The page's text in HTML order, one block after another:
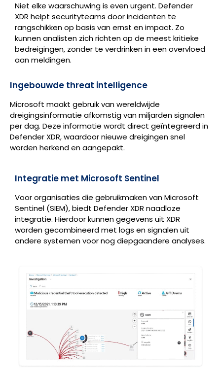
Niet elke waarschuwing is even urgent. Defender
XDR helpt securityteams door incidenten te
rangschikken op basis van ernst en impact. Zo
kunnen analisten zich richten op de meest kritieke
bedreigingen, zonder te verdrinken in een overvloed
aan meldingen.
Ingebouwde threat intelligence
Microsoft maakt gebruik van wereldwijde
dreigingsinformatie afkomstig van miljarden signalen
per dag. Deze informatie wordt direct geïntegreerd in
Defender XDR, waardoor nieuwe dreigingen snel
worden herkend en aangepakt.
Integratie met Microsoft Sentinel
Voor organisaties die gebruikmaken van Microsoft
Sentinel (SIEM), biedt Defender XDR naadloze
integratie. Hierdoor kunnen gegevens uit XDR
worden gecombineerd met logs en signalen uit
andere systemen voor nog diepgaandere analyses.